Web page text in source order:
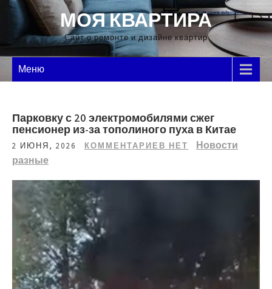
Перейти
содержимому
МОЯ КВАРТИРА
Сайт о ремонте и дизайне квартир
Меню
Парковку с 20 электромобилями сжег
пенсионер из-за тополиного пуха в Китае
2 ИЮНЯ, 2026 КОММЕНТАРИЕВ НЕТ
Новости
разные